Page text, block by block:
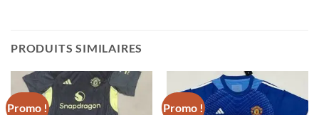
PRODUITS SIMILAIRES
Promo ! Promo !